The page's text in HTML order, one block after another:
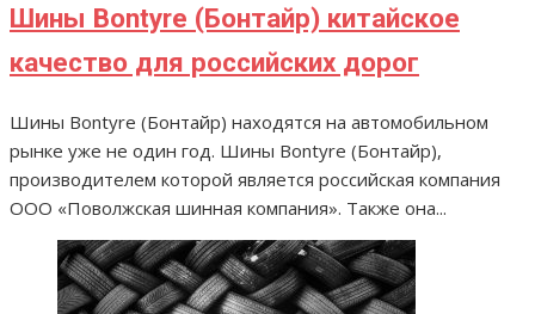
Шины Bontyre (Бонтайр) китайское
качество для российских дорог
Шины Bontyre (Бонтайр) находятся на автомобильном
рынке уже не один год. Шины Bontyre (Бонтайр),
производителем которой является российская компания
ООО «Поволжская шинная компания». Также она...